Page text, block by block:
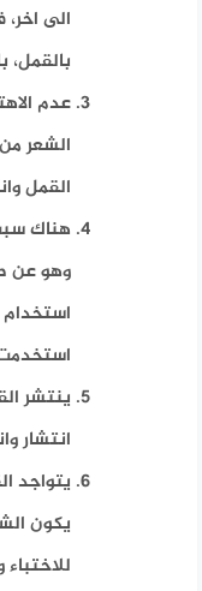
الى
بالقمل،
عدم
الشعر
القمل
هناك
وهو عن
ينتشر
انتشار
يتواجد
يكون